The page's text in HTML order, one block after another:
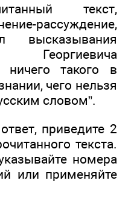
текст,
рассуждение,
высказывания
ничего такого в
чего нельзя
словом”.
приведите 2
текста.
номера
или применяйте